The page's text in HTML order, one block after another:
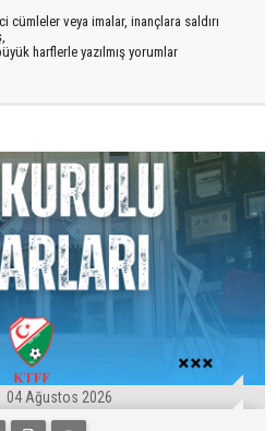
cümleler veya imalar, inançlara saldırı
harflerle yazılmış yorumlar
04 Ağustos 2026